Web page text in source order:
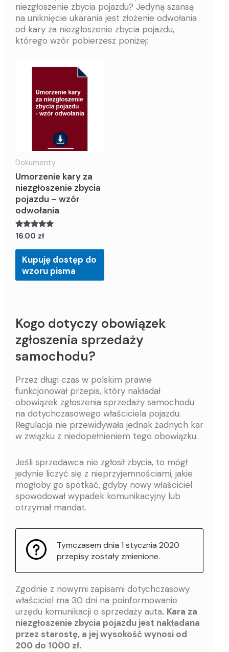
niezgłoszenie zbycia pojazdu? Jedyną szansą
na uniknięcie ukarania jest złożenie odwołania
od kary za niezgłoszenie zbycia pojazdu,
którego wzór pobierzesz poniżej:
Dokumenty
Umorzenie kary za
niezgłoszenie zbycia
pojazdu – wzór
odwołania
Oceniony
na 5.
16.00 zł
Kupuję dostęp do
wzoru pisma
Kogo dotyczy obowiązek
zgłoszenia sprzedaży
samochodu?
Przez długi czas w polskim prawie
funkcjonował przepis, który nakładał
obowiązek zgłoszenia sprzedaży samochodu
na dotychczasowego właściciela pojazdu.
Regulacja nie przewidywała jednak żadnych kar
w związku z niedopełnieniem tego obowiązku.
Jeśli sprzedawca nie zgłosił zbycia, to mógł
jedynie liczyć się z nieprzyjemnościami, jakie
mogłoby go spotkać, gdyby nowy właściciel
spowodował wypadek komunikacyjny lub
otrzymał mandat.
Tymczasem dnia 1 stycznia 2020
przepisy zostały zmienione.
Zgodnie z nowymi zapisami dotychczasowy
właściciel ma 30 dni na poinformowanie
urzędu komunikacji o sprzedaży auta. Kara za
niezgłoszenie zbycia pojazdu jest nakładana
przez starostę, a jej wysokość wynosi od
200 do 1000 zł.